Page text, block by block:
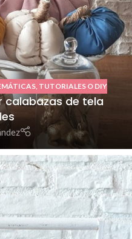
TUTORIALES O DIY
calabazas de tela